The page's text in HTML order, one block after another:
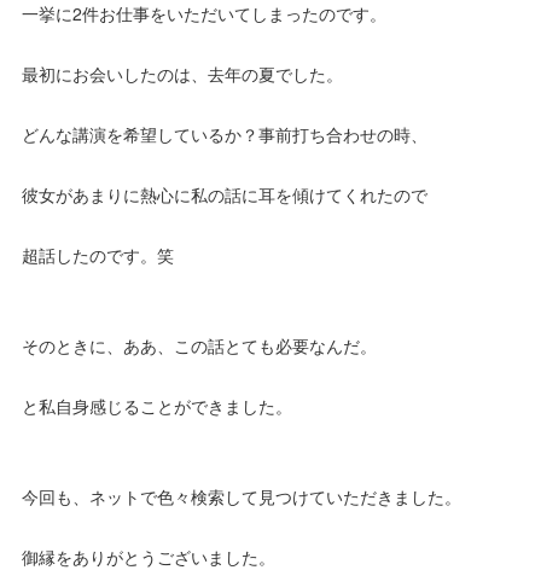
一挙に2件お仕事をいただいてしまったのです。
最初にお会いしたのは、去年の夏でした。
どんな講演を希望しているか？事前打ち合わせの時、
彼女があまりに熱心に私の話に耳を傾けてくれたので
超話したのです。笑
そのときに、ああ、この話とても必要なんだ。
と私自身感じることができました。
今回も、ネットで色々検索して見つけていただきました。
御縁をありがとうございました。